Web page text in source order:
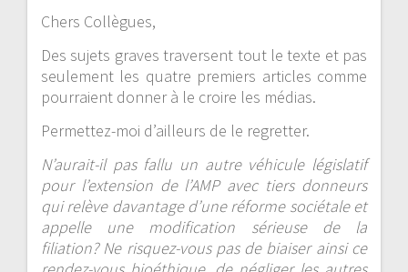
Chers Collègues,
Des sujets graves traversent tout le texte et pas
seulement les quatre premiers articles comme
pourraient donner à le croire les médias.
Permettez-moi d’ailleurs de le regretter.
N’aurait-il pas fallu un autre véhicule législatif
pour l’extension de l’AMP avec tiers donneurs
qui relève davantage d’une réforme sociétale et
appelle une modification sérieuse de la
filiation? Ne risquez-vous pas de biaiser ainsi ce